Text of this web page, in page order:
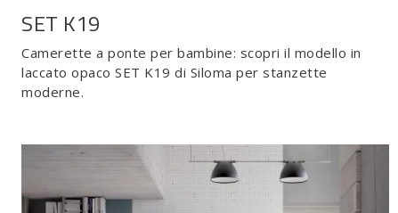
SET K19
Camerette a ponte per bambine: scopri il modello in
laccato opaco SET K19 di Siloma per stanzette
moderne.